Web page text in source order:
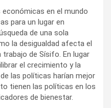
en el mundo
para un lugar en
de una sola
la desigualdad afecta el
de Sísifo. En lugar
el crecimiento y la
las políticas harían mejor
tienen las políticas en los
de bienestar.